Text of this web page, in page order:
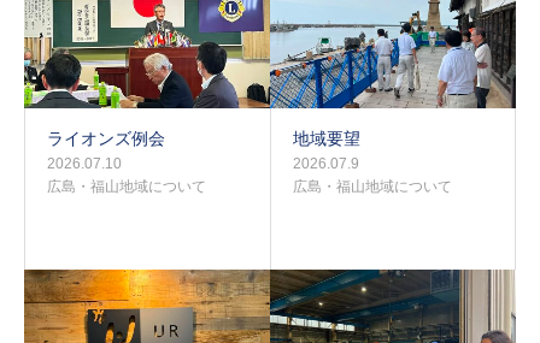
ライオンズ例会
2026.07.10
広島・福山地域について
地域要望
2026.07.9
広島・福山地域について